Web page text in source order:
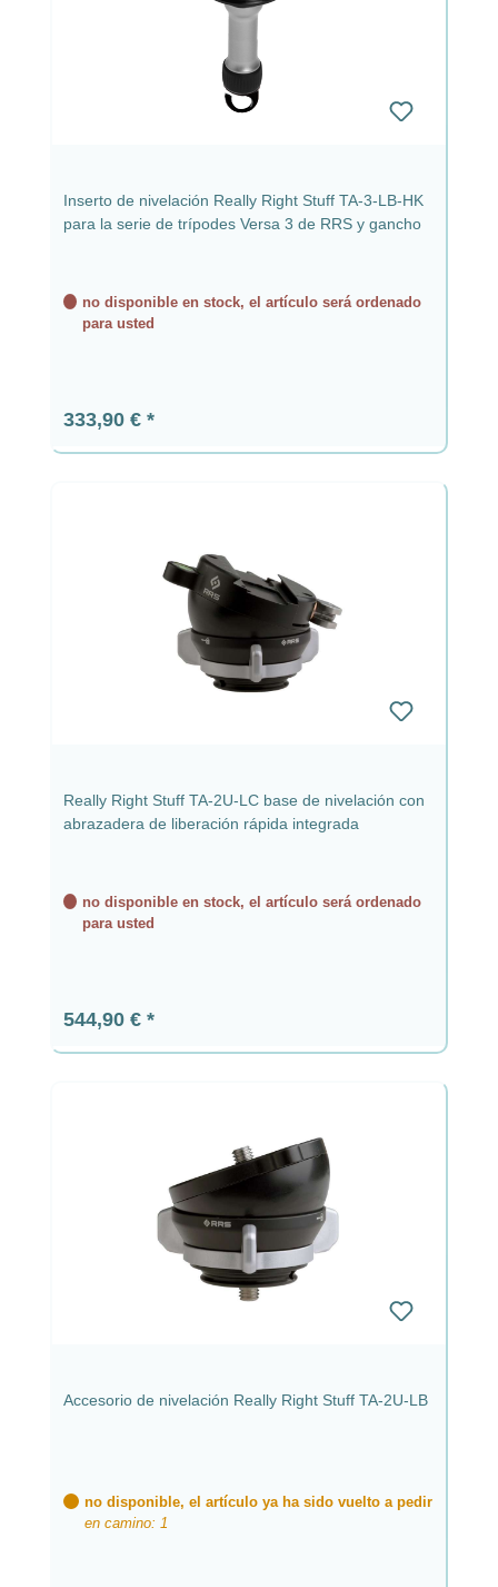
Inserto de nivelación Really Right Stuff TA-3-LB-HK
para la serie de trípodes Versa 3 de RRS y gancho
no disponible en stock, el artículo será ordenado
para usted
Precio normal:
333,90 €
Really Right Stuff TA-2U-LC base de nivelación con
abrazadera de liberación rápida integrada
no disponible en stock, el artículo será ordenado
para usted
Precio normal:
544,90 €
Accesorio de nivelación Really Right Stuff TA-2U-LB
no disponible, el artículo ya ha sido vuelto a pedir
en camino: 1